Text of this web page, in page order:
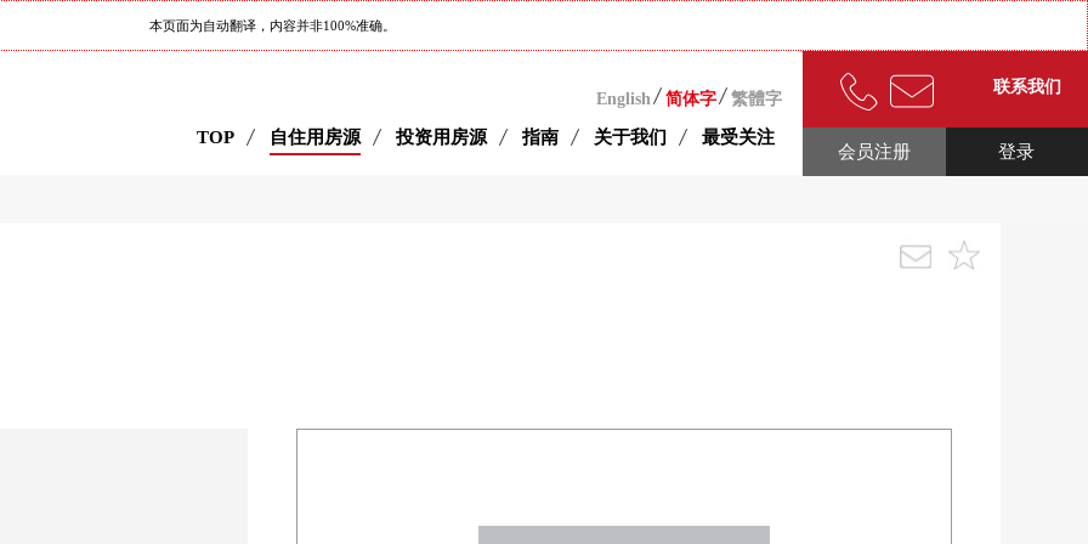
本页面为自动翻译，内容并非100%准确。
English 简体字 繁體字
TOP 自住用房源 投资用房源 指南 关于我们 最受关注
联系我们
登录
会员注册